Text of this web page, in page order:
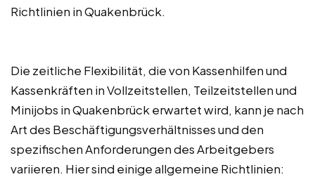
Richtlinien in Quakenbrück.
Die zeitliche Flexibilität, die von Kassenhilfen und
Kassenkräften in Vollzeitstellen, Teilzeitstellen und
Minijobs in Quakenbrück erwartet wird, kann je nach
Art des Beschäftigungsverhältnisses und den
spezifischen Anforderungen des Arbeitgebers
variieren. Hier sind einige allgemeine Richtlinien: